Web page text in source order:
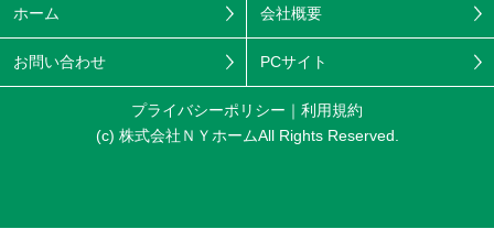
ホーム 会社概要
お問い合わせ PCサイト
プライバシーポリシー
利用規約
(c) 株式会社ＮＹホームAll Rights Reserved.